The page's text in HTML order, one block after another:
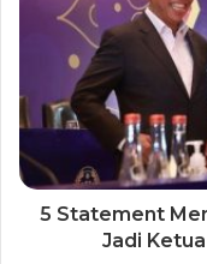
5 Statement
Jadi